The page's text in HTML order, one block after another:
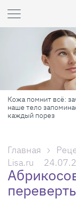
Йога на крыше этим
7 причин перебороть
и попробовать
Главная
Lisa.ru